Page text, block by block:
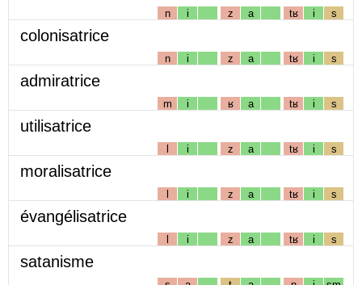
n i z a tʁ i s
colonisatrice
n i z a tʁ i s
admiratrice
m i ʁ a tʁ i s
utilisatrice
l i z a tʁ i s
moralisatrice
l i z a tʁ i s
évangélisatrice
l i z a tʁ i s
satanisme